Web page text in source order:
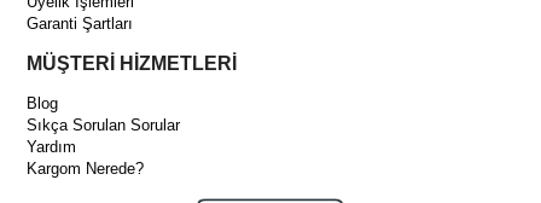
Garanti Şartları
MÜŞTERİ HİZMETLERİ
Blog
Sıkça Sorulan Sorular
Yardım
Kargom Nerede?